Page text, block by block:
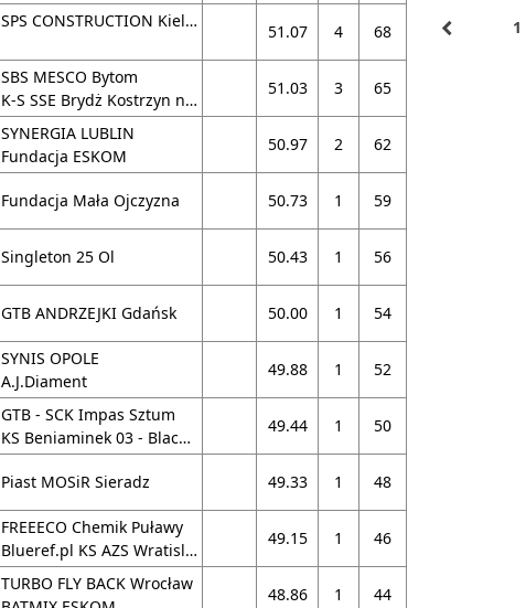
SPS CONSTRUCTION Kielce
51.07 4 68
SBS MESCO Bytom
K-S SSE Brydż Kostrzyn nad Odrą
51.03 3 65
SYNERGIA LUBLIN
Fundacja ESKOM
50.97 2 62
Fundacja Mała Ojczyzna 50.73 1 59
Singleton 25 Ol 50.43 1 56
GTB ANDRZEJKI Gdańsk 50.00 1 54
SYNIS OPOLE
A.J.Diament
49.88 1 52
GTB - SCK Impas Sztum
KS Beniaminek 03 - Blackwood Starogard G
49.44 1 50
Piast MOSiR Sieradz 49.33 1 48
FREEECO Chemik Puławy
Blueref.pl KS AZS Wratislavia II
49.15 1 46
TURBO FLY BACK Wrocław
48.86 1 44
navigate_before 1